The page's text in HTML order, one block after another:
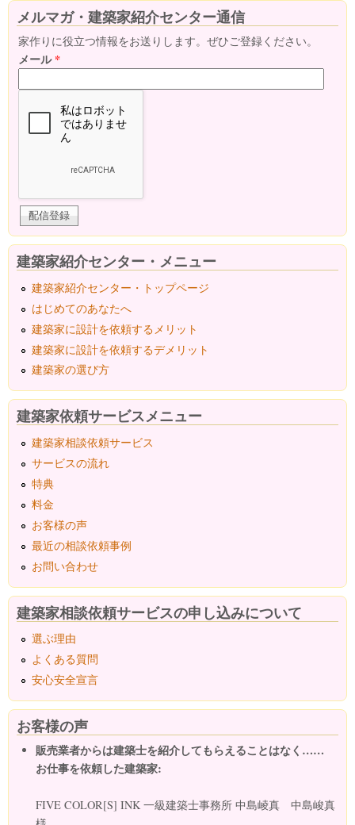
メルマガ・建築家紹介センター通信
家作りに役立つ情報をお送りします。ぜひご登録ください。
メール*
建築家紹介センター・メニュー
建築家紹介センター・トップページ
はじめてのあなたへ
建築家に設計を依頼するメリット
建築家に設計を依頼するデメリット
建築家の選び方
建築家依頼サービスメニュー
建築家相談依頼サービス
サービスの流れ
特典
料金
お客様の声
最近の相談依頼事例
お問い合わせ
建築家相談依頼サービスの申し込みについて
選ぶ理由
よくある質問
安心安全宣言
お客様の声
販売業者からは建築士を紹介してもらえることはなく……
お仕事を依頼した建築家:
FIVE COLOR[S] INK 一級建築士事務所 中島崚真 中島峻真